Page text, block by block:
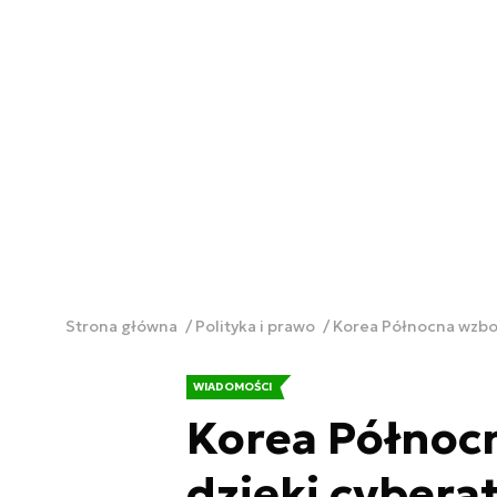
Strona główna Polityka i prawo Korea Północna
WIADOMOŚCI
Korea